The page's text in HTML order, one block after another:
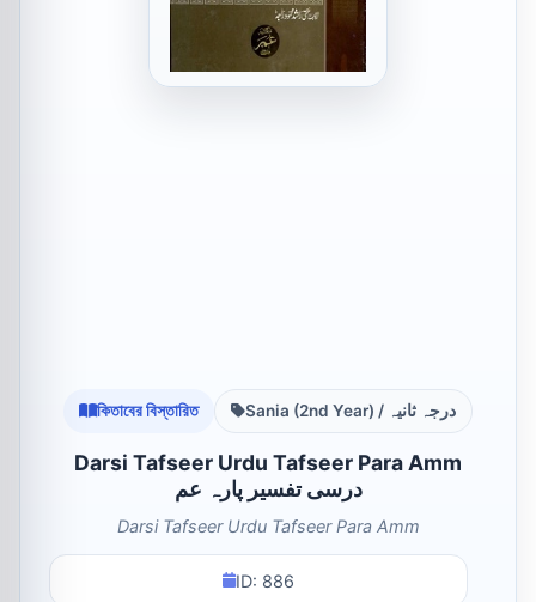
কিতাবের বিস্তারিত Sania (2nd Year) / درجہ ثانیہ
Darsi Tafseer Urdu Tafseer Para Amm
درسی تفسیر پارہ عم
Darsi Tafseer Urdu Tafseer Para Amm
ID: 886